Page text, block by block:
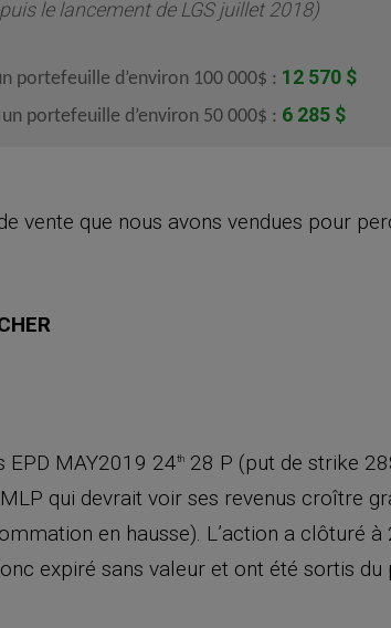
le lancement de LGS juillet 2018)
portefeuille d’environ 100 000$ : 12 570 $
portefeuille d’environ 50 000$ : 6 285 $
vente que nous avons vendues pour
EPD MAY2019 24th 28 P (put de strike
qui devrait voir ses revenus croître
en hausse). L’action a clôturé
expiré sans valeur et ont été sortis